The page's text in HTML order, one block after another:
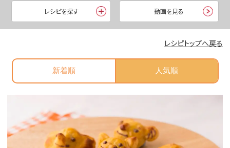
レシピを探す 動画を見る
レシピトップへ戻る
新着順 人気順